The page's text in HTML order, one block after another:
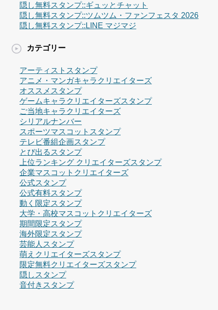
隠し無料スタンプ::ギュッとチャット
隠し無料スタンプ::ツムツム・ファンフェスタ 2026
隠し無料スタンプ::LINE マジマジ
カテゴリー
アーティストスタンプ
アニメ・マンガキャラクリエイターズ
オススメスタンプ
ゲームキャラクリエイターズスタンプ
ご当地キャラクリエイターズ
シリアルナンバー
スポーツマスコットスタンプ
テレビ番組企画スタンプ
とび出るスタンプ
上位ランキング クリエイターズスタンプ
企業マスコットクリエイターズ
公式スタンプ
公式有料スタンプ
動く限定スタンプ
大学・高校マスコットクリエイターズ
期間限定スタンプ
海外限定スタンプ
芸能人スタンプ
萌えクリエイターズスタンプ
限定無料クリエイターズスタンプ
隠しスタンプ
音付きスタンプ